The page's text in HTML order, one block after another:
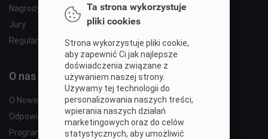
Nagrody
Jury
Regulamin
O nas
O Nowej Erze
Odpowiedzialność społeczna
Programy edukacyjne
Ta strona wykorzystuje
pliki cookies
Strona wykorzystuje pliki cookie,
aby zapewnić Ci jak najlepsze
doświadczenia związane z
używaniem naszej strony.
Używamy tej technologii do
personalizowania naszych treści,
wpierania naszych działań
marketingowych oraz do celów
statystycznych, aby umożliwić